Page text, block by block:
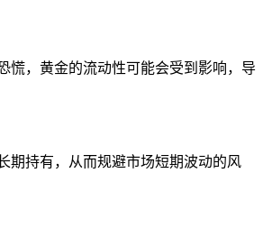
慌，黄金的流动性可能会受到影响，导
期持有，从而规避市场短期波动的风